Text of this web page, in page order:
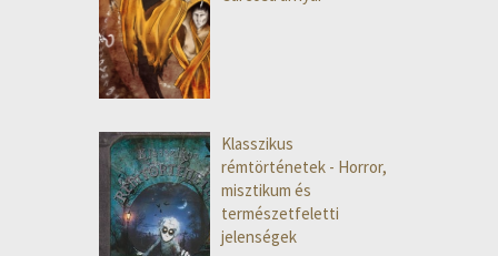
Klasszikus
rémtörténetek - Horror,
misztikum és
természetfeletti
jelenségek